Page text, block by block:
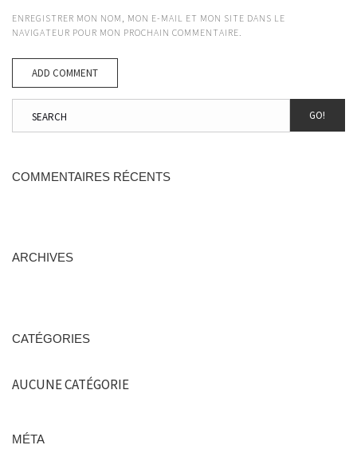
ENREGISTRER MON NOM, MON E-MAIL ET MON SITE DANS LE
NAVIGATEUR POUR MON PROCHAIN COMMENTAIRE.
GO!
COMMENTAIRES RÉCENTS
ARCHIVES
CATÉGORIES
AUCUNE CATÉGORIE
MÉTA